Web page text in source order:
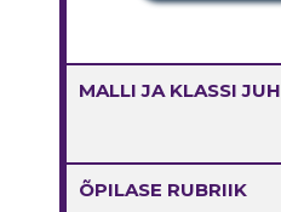
MALLI JA KLASSI
ÕPILASE RUBRIIK